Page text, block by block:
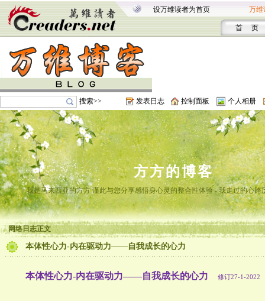
设万维读者为首页 万维
首 页
搜索>> 发表日志 控制面板 个人相册
方方的博客
我是马来西亚的方方 谨此与您分享感悟身心灵的整合性体验 - 我走过的心路
网络日志正文
本体性心力-内在驱动力——自我成长的心力
本体性心力-内在驱动力——自我成长的心力 修订27-1-2022